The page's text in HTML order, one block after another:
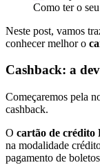
Como ter o
Neste post, vamos
conhecer melhor o
Cashback: a
Começaremos pela
cashback.
O cartão de crédito
na modalidade
pagamento de